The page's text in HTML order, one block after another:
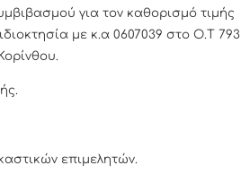
για τον καθορισμό τιμής
με κ.α 0607039 στο Ο.Τ 793
επιμελητών.